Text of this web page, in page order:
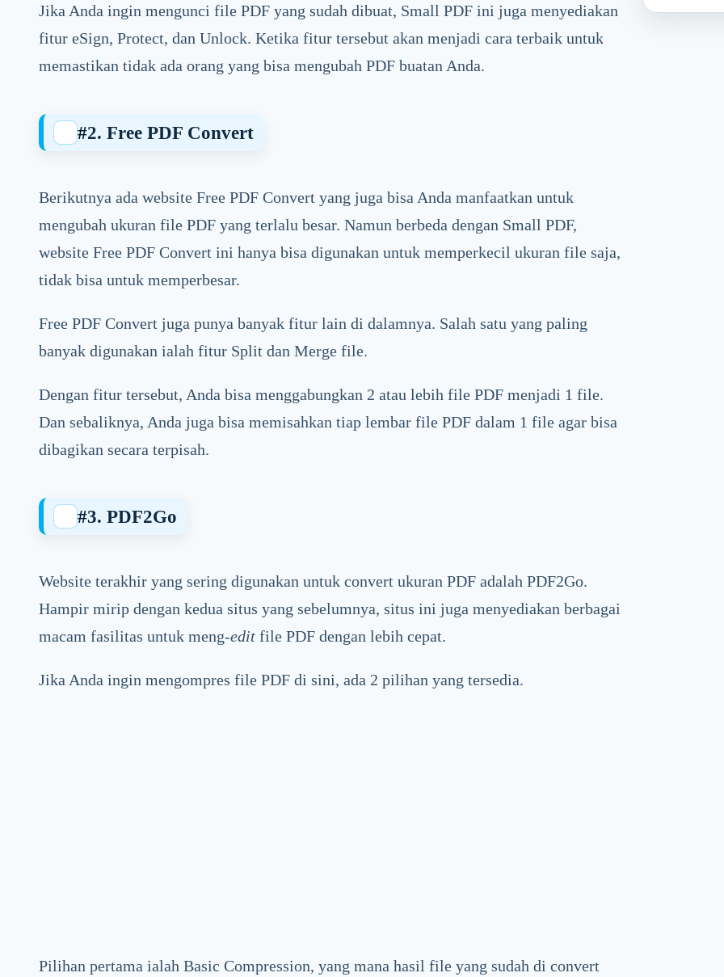
Jika Anda ingin mengunci file PDF yang sudah dibuat, Small PDF ini juga menyediakan
fitur eSign, Protect, dan Unlock. Ketika fitur tersebut akan menjadi cara terbaik untuk
memastikan tidak ada orang yang bisa mengubah PDF buatan Anda.
#2. Free PDF Convert
Berikutnya ada website Free PDF Convert yang juga bisa Anda manfaatkan untuk
mengubah ukuran file PDF yang terlalu besar. Namun berbeda dengan Small PDF,
website Free PDF Convert ini hanya bisa digunakan untuk memperkecil ukuran file saja,
tidak bisa untuk memperbesar.
Free PDF Convert juga punya banyak fitur lain di dalamnya. Salah satu yang paling
banyak digunakan ialah fitur Split dan Merge file.
Dengan fitur tersebut, Anda bisa menggabungkan 2 atau lebih file PDF menjadi 1 file.
Dan sebaliknya, Anda juga bisa memisahkan tiap lembar file PDF dalam 1 file agar bisa
dibagikan secara terpisah.
#3. PDF2Go
Website terakhir yang sering digunakan untuk convert ukuran PDF adalah PDF2Go.
Hampir mirip dengan kedua situs yang sebelumnya, situs ini juga menyediakan berbagai
macam fasilitas untuk meng-edit file PDF dengan lebih cepat.
Jika Anda ingin mengompres file PDF di sini, ada 2 pilihan yang tersedia.
Pilihan pertama ialah Basic Compression, yang mana hasil file yang sudah di convert